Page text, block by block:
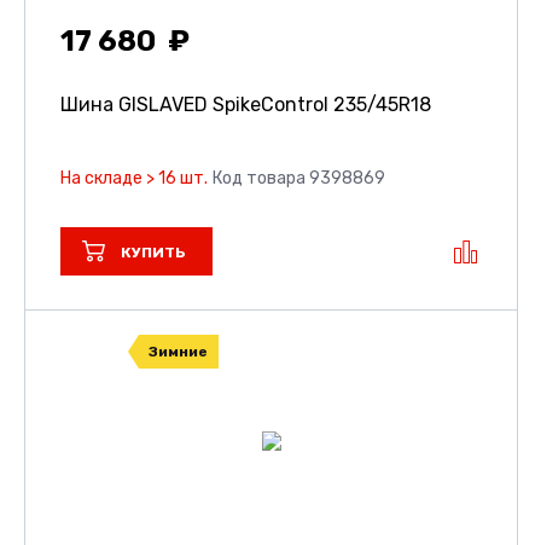
17 680
Шина GISLAVED SpikeControl 235/45R18
На складе > 16 шт. Код товара 9398869
КУПИТЬ
Зимние